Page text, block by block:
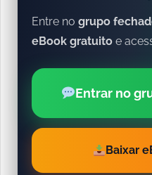
Entre no grupo
eBook gratuito e
Entrar no
Baixar